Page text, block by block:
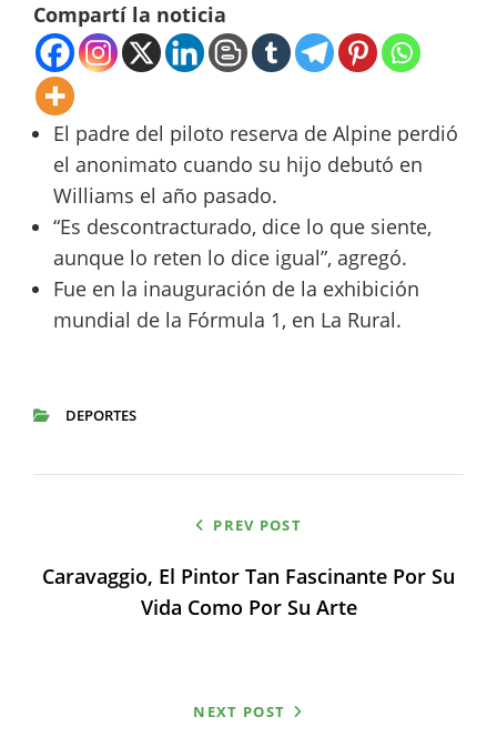
Compartí la noticia
El padre del piloto reserva de Alpine perdió
el anonimato cuando su hijo debutó en
Williams el año pasado.
“Es descontracturado, dice lo que siente,
aunque lo reten lo dice igual”, agregó.
Fue en la inauguración de la exhibición
mundial de la Fórmula 1, en La Rural.
DEPORTES
entradas
PREV POST
Caravaggio, El Pintor Tan Fascinante Por Su
Vida Como Por Su Arte
NEXT POST